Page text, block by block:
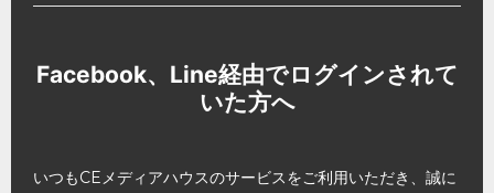
Facebook、Line経由でログインされて
いた方へ
いつもCEメディアハウスのサービスをご利用いただき、誠に